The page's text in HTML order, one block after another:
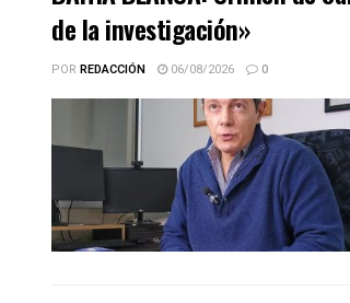
de la investigación»
POR REDACCIÓN 06/08/2026 0